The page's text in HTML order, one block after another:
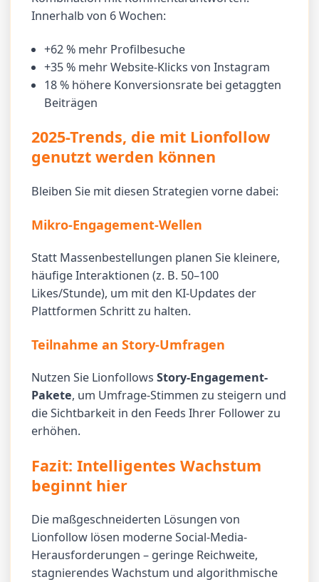
Innerhalb von 6 Wochen:
+62 % mehr Profilbesuche
+35 % mehr Website-Klicks von Instagram
18 % höhere Konversionsrate bei getaggten
Beiträgen
2025-Trends, die mit Lionfollow
genutzt werden können
Bleiben Sie mit diesen Strategien vorne dabei:
Mikro-Engagement-Wellen
Statt Massenbestellungen planen Sie kleinere,
häufige Interaktionen (z. B. 50–100
Likes/Stunde), um mit den KI-Updates der
Plattformen Schritt zu halten.
Teilnahme an Story-Umfragen
Nutzen Sie LionfollowsStory-Engagement-
Pakete, um Umfrage-Stimmen zu steigern und
die Sichtbarkeit in den Feeds Ihrer Follower zu
erhöhen.
Fazit: Intelligentes Wachstum
beginnt hier
Die maßgeschneiderten Lösungen von
Lionfollow lösen moderne Social-Media-
Herausforderungen – geringe Reichweite,
stagnierendes Wachstum und algorithmische